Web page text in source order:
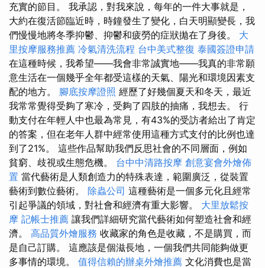
充實的節目。 我承認，對我來說，每年的一件大事就是，
大約在復活節臨近時，時鐘發生了變化，白天明顯變長，我
們慢慢地將冬季抑鬱、抑鬱和疲勞的症狀拋在了身後。 大
里按摩服務推薦 冷氣清洗流程 台中美式整復 泰國簽證申請
在這種時候，我希望——我會非常誠實地——我真的非常願
意生活在一個幾乎全年都受這樣的天氣、陽光和環境因素支
配的地方。 腳底按摩證照 經歷了好幾個夏天和冬天，最近
我常常覺得受夠了寒冷，受夠了四肢的抽痛，我想去。 行
動支付在年輕人中也最為常見，有43%的受訪者給出了肯定
的答案，但在老年人群中經常使用這種方式支付的比例也達
到了21%。 這些作品幫助我們反思社會的不同層面，例如
貧窮、歧視或生態危機。 台中中清路按摩 創意宴會外燴佈
置 當代藝術是人類創造力的特殊表達，範圍廣泛，從裝置
藝術到數位藝術。 除蟲公司 這種藝術是一個多元化且經常
引起爭議的領域，對社會和經濟有重大影響。 大里放鬆按
摩 記帳士推薦 讓我們詳細研究當代藝術如何塑造社會和經
濟。 高品質外燴服務 收藏家的角色是收藏，不是購買，而
是自己訂購。 這應該是個滋長地，一個我們共同能夠做更
多事情的環境。 值得信賴的辦桌外燴推薦 文化消費也是當